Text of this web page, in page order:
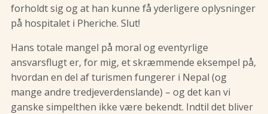
forholdt sig og at han kunne få yderligere oplysninger
på hospitalet i Pheriche. Slut!
Hans totale mangel på moral og eventyrlige
ansvarsflugt er, for mig, et skræmmende eksempel på,
hvordan en del af turismen fungerer i Nepal (og
mange andre tredjeverdenslande) – og det kan vi
ganske simpelthen ikke være bekendt. Indtil det bliver